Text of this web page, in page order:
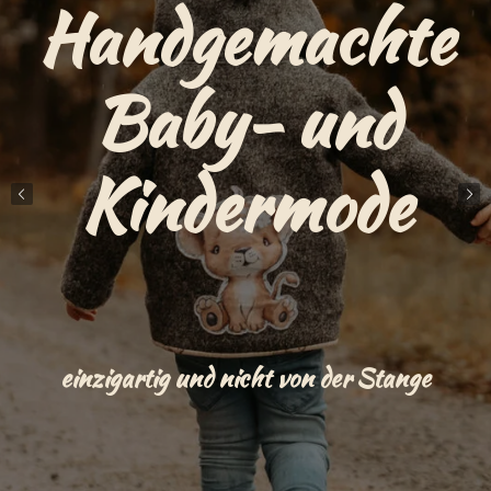
Handgemachte
Baby- und
Kindermode
einzigartig und nicht von der Stange